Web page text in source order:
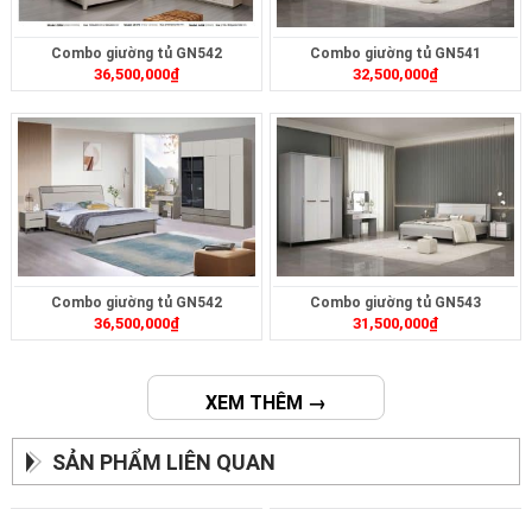
Combo giường tủ GN542
36,500,000₫
Combo giường tủ GN541
32,500,000₫
Combo giường tủ GN542
36,500,000₫
Combo giường tủ GN543
31,500,000₫
XEM THÊM →
SẢN PHẨM LIÊN QUAN